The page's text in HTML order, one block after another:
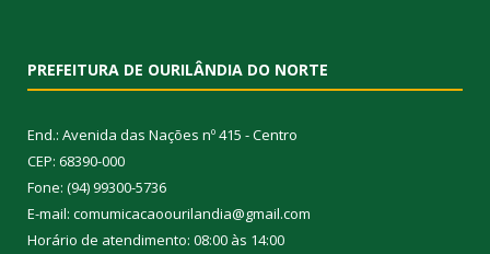
PREFEITURA DE OURILÂNDIA DO NORTE
End.: Avenida das Nações nº 415 - Centro
CEP: 68390-000
Fone: (94) 99300-5736
E-mail: comumicacaoourilandia@gmail.com
Horário de atendimento: 08:00 às 14:00